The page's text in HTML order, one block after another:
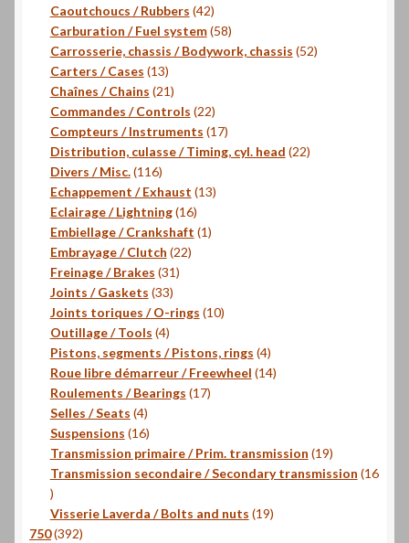
produits
Caoutchoucs / Rubbers 4242
produits
Carburation / Fuel system 5858
produits
Carrosserie, chassis / Bodywork, chassis 5252
Carters / Cases 1313
produits
Chaînes / Chains 2121
produits
Commandes / Controls 2222
produits
Compteurs / Instruments 1717
produits
Distribution, culasse / Timing, cyl. head 2222
Divers / Misc. 116116
produits
Echappement / Exhaust 1313
Eclairage / Lightning 1616
produits
Embiellage / Crankshaft 11
Embrayage / Clutch 2222
Freinage / Brakes 3131
Joints / Gaskets 3333
produits
Joints toriques / O-rings 1010
Outillage / Tools 44
produits
Pistons, segments / Pistons, rings 44
produits
Roue libre démarreur / Freewheel 1414
Roulements / Bearings 1717
Selles / Seats 44
produits
Suspensions 1616
produits
Transmission primaire / Prim. transmission 1919
produits
Transmission secondaire / Secondary transmission 16
16
produits
Visserie Laverda / Bolts and nuts 1919
750 392392